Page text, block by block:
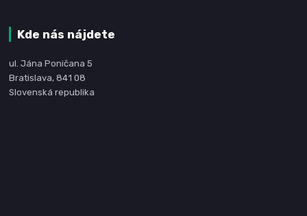
Kde nás nájdete
ul. Jána Poničana 5
Bratislava, 841 08
Slovenská republika